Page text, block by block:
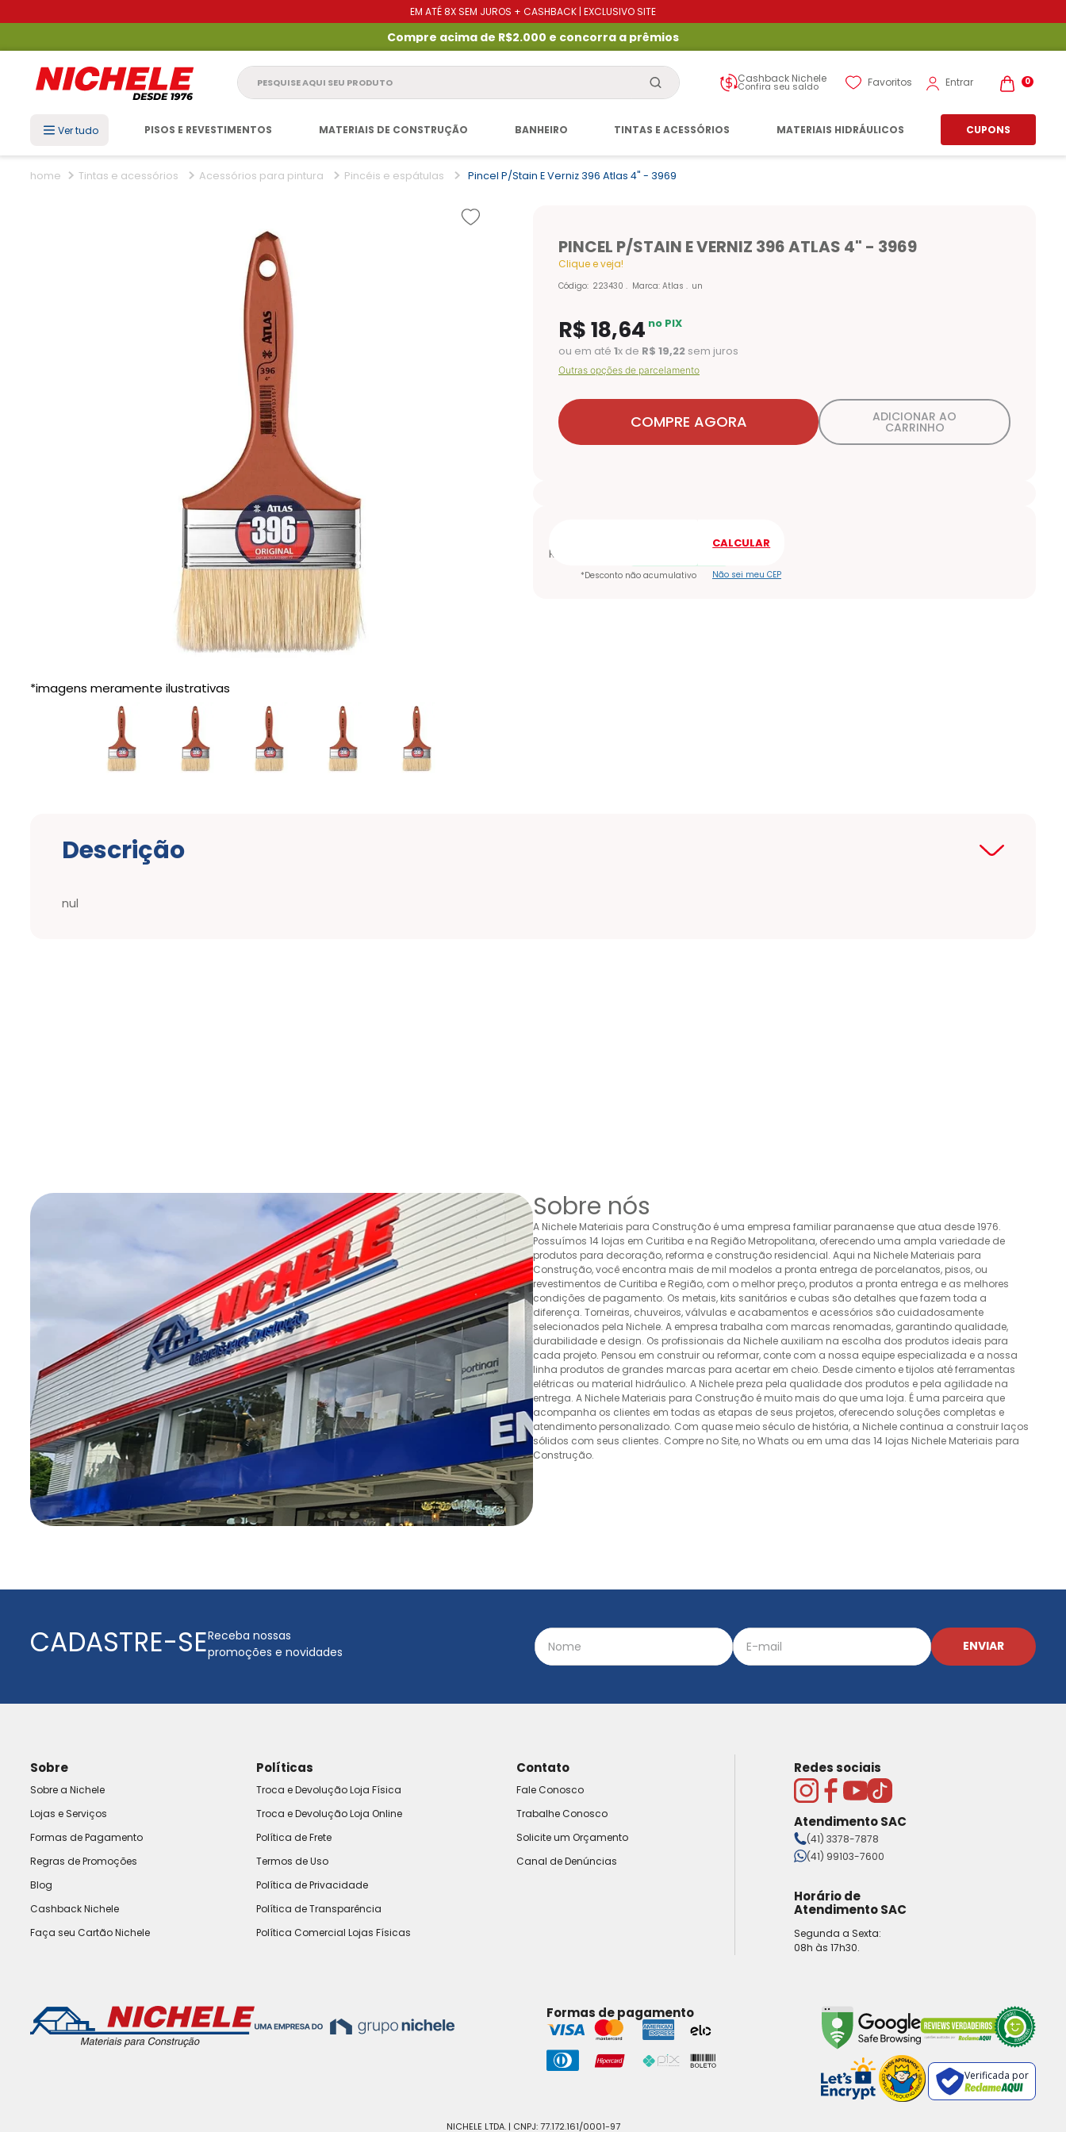
EM ATÉ 8X SEM JUROS + CASHBACK | EXCLUSIVO SITE
Compre acima de R$2.000 e concorra a prêmios
Pesquise aqui seu produto Cashback Nichele
Confira seu saldo Favoritos Entrar 0
Ver tudo PISOS E REVESTIMENTOS MATERIAIS DE CONSTRUÇÃO BANHEIRO TINTAS E ACESSÓRIOS MATERIAIS HIDRÁULICOS CUPONS
Tintas e acessórios Acessórios para pintura Pincéis e espátulas Pincel P/stain E Verniz 396 Atlas 4" - 3969
PINCEL P/STAIN E VERNIZ 396 ATLAS 4" - 3969
Clique e veja!
Código: 223430 Marca: Atlas un
R$18,64 no PIX
ou em até 1x de R$ 19,22 sem juros
Outras opções de parcelamento
COMPRE AGORA ADICIONAR AO
CARRINHO
Não sei meu CEP
Descrição
nul
Sobre nós
A Nichele Materiais para Construção é uma empresa familiar paranaense que atua desde 1976.
Possuímos 14 lojas em Curitiba e na Região Metropolitana, oferecendo uma ampla variedade de
produtos para decoração, reforma e construção residencial. Aqui na Nichele Materiais para
Construção, você encontra mais de mil modelos a pronta entrega de porcelanatos, pisos, ou
revestimentos de Curitiba e Região, com o melhor preço, produtos a pronta entrega e as melhores
condições de pagamento. Os metais, kits sanitários e cubas são detalhes que fazem toda a
diferença. Torneiras, chuveiros, válvulas e acabamentos e acessórios são cuidadosamente
selecionados pela Nichele. A empresa trabalha com marcas renomadas, garantindo qualidade,
durabilidade e design. Os profissionais da Nichele auxiliam na escolha dos produtos ideais para
cada projeto. Pensou em construir ou reformar, conte com a nossa equipe especializada e a nossa
linha produtos de grandes marcas para acertar em cheio. Desde cimento e tijolos até ferramentas
elétricas ou material hidráulico. A Nichele preza pela qualidade dos produtos e pela agilidade na
entrega. A Nichele Materiais para Construção é muito mais do que uma loja. É uma parceira que
acompanha os clientes em todas as etapas de seus projetos, oferecendo soluções completas e
atendimento personalizado. Com quase meio século de história, a Nichele continua a construir laços
sólidos com seus clientes. Compre no Site, no Whats ou em uma das 14 lojas Nichele Materiais para
Construção.
CADASTRE-SEReceba nossas
promoções e novidades
ENVIAR
Sobre
Sobre a Nichele
Lojas e Serviços
Formas de Pagamento
Regras de Promoções
Blog
Cashback Nichele
Faça seu Cartão Nichele
Políticas
Troca e Devolução Loja Física
Troca e Devolução Loja Online
Política de Frete
Termos de Uso
Política de Privacidade
Política de Transparência
Política Comercial Lojas Físicas
Contato
Fale Conosco
Trabalhe Conosco
Solicite um Orçamento
Canal de Denúncias
Redes sociais
Atendimento SAC
(41) 3378-7878
(41) 99103-7600
Horário de
Atendimento SAC
Segunda a Sexta:
08h às 17h30.
Formas de pagamento
Verificada por
NICHELE LTDA. | CNPJ: 77.172.161/0001-97